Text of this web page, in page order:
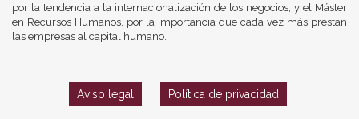
por la tendencia a la internacionalización de los negocios, y el Máster
en Recursos Humanos, por la importancia que cada vez más prestan
las empresas al capital humano.
Aviso legal Política de privacidad